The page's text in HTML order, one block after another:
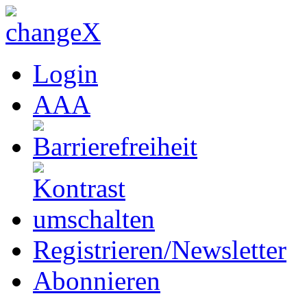
Login
AAA
Registrieren/Newsletter
Abonnieren